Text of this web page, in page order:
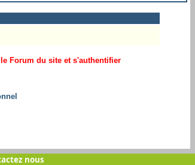
Forum du site et s'authentifier
nous